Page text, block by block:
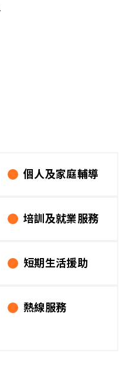
個人及家庭輔導
培訓及就業服務
短期生活援助
熱線服務